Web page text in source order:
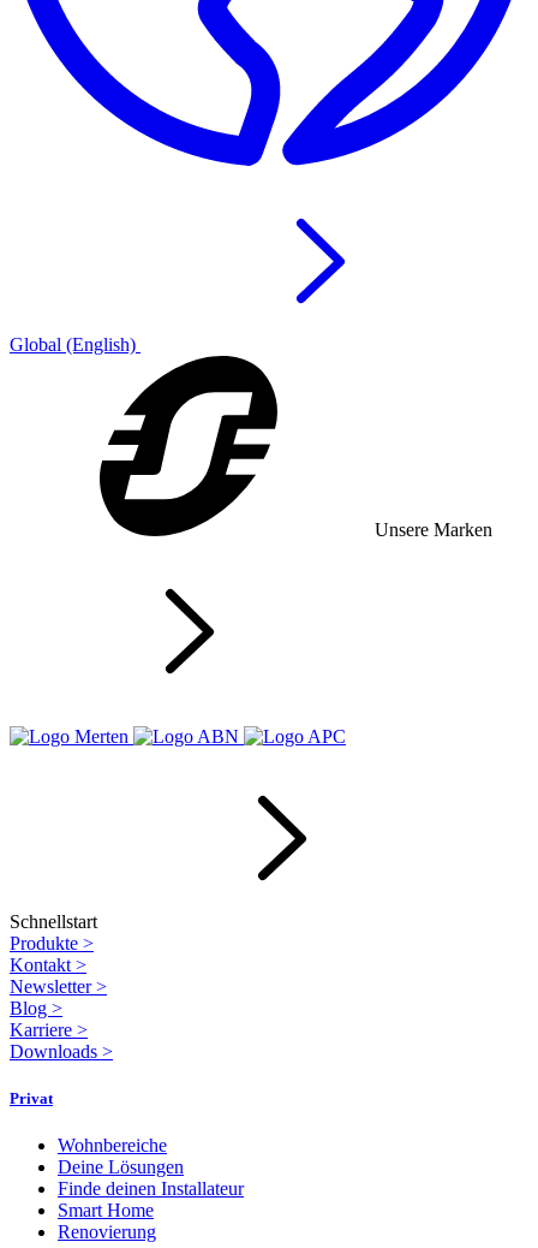
Global (English)
Unsere Marken
Schnellstart
Produkte >
Kontakt >
Newsletter>
Blog >
Karriere >
Downloads >
Privat
Wohnbereiche
Deine Lösungen
Finde deinen Installateur
Smart Home
Renovierung